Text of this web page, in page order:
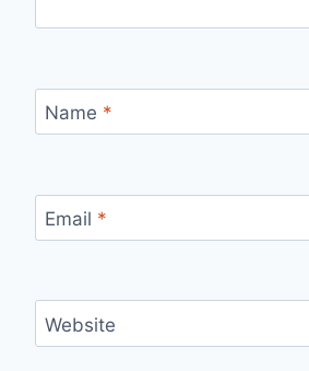
Name *
Email *
Website